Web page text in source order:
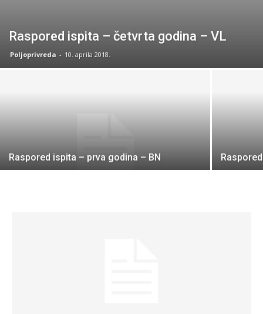
Raspored ispita – četvrta godina – VL
Poljoprivreda - 10. aprila 2018.
Raspored ispita – prva godina – BN